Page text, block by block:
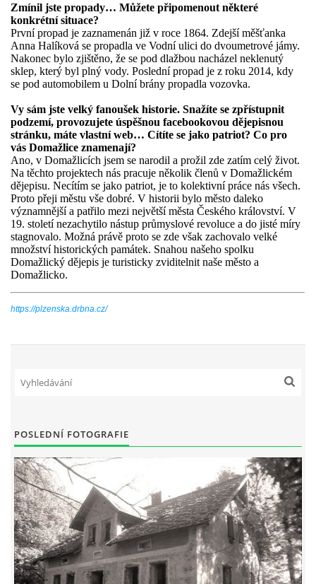
Zmínil jste propady… Můžete připomenout některé
konkrétní situace?
První propad je zaznamenán již v roce 1864. Zdejší měšťanka
Anna Halíková se propadla ve Vodní ulici do dvoumetrové jámy.
Nakonec bylo zjištěno, že se pod dlažbou nacházel neklenutý
sklep, který byl plný vody. Poslední propad je z roku 2014, kdy
se pod automobilem u Dolní brány propadla vozovka.
Vy sám jste velký fanoušek historie. Snažíte se zpřístupnit
podzemí, provozujete úspěšnou facebookovou dějepisnou
stránku, máte vlastní web… Cítíte se jako patriot? Co pro
vás Domažlice znamenají?
Ano, v Domažlicích jsem se narodil a prožil zde zatím celý život.
Na těchto projektech nás pracuje několik členů v Domažlickém
dějepisu. Necítím se jako patriot, je to kolektivní práce nás všech.
Proto přeji městu vše dobré. V historii bylo město daleko
významnější a patřilo mezi největší města Českého království. V
19. století nezachytilo nástup průmyslové revoluce a do jisté míry
stagnovalo. Možná právě proto se zde však zachovalo velké
množství historických památek. Snahou našeho spolku
Domažlický dějepis je turisticky zviditelnit naše město a
Domažlicko.
https://plzenska.drbna.cz/
POSLEDNÍ FOTOGRAFIE